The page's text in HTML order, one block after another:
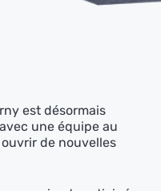
est désormais
une équipe au
de nouvelles